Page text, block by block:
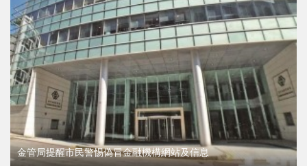
金管局提醒市民警惕偽冒金融機構網站及信息